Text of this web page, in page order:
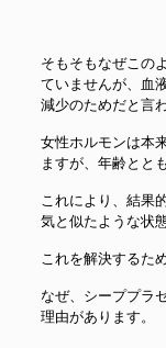
そもそもなぜこの
ていませんが、血
減少のためだと言
女性ホルモンは本
ますが、年齢とと
これにより、結果
気と似たような状
これを解決するた
なぜ、シーププラ
理由があります。